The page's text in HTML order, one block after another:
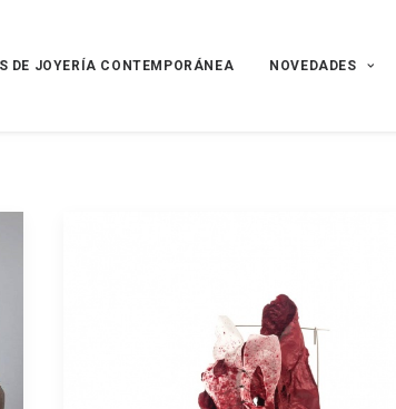
DE JOYERÍA CONTEMPORÁNEA NOVEDADES